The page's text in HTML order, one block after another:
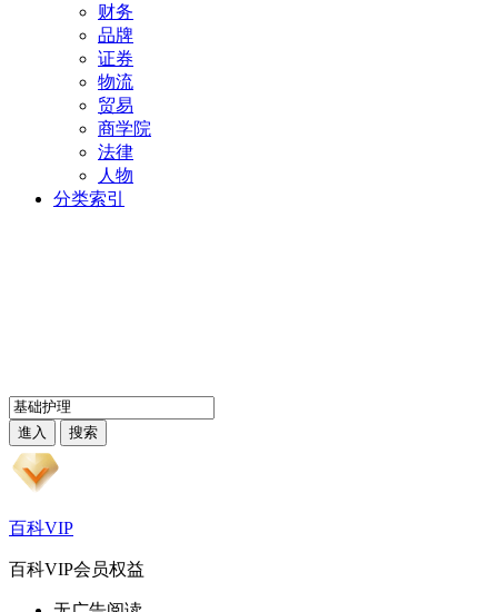
财务
品牌
证券
物流
贸易
商学院
法律
人物
分类索引
百科VIP
百科VIP会员权益